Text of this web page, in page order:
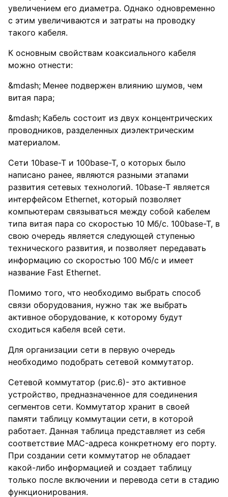
увеличением его диаметра. Однако одновременно
с этим увеличиваются и затраты на проводку
такого кабеля.
К основным свойствам коаксиального кабеля
можно отнести:
Менее подвержен влиянию шумов, чем
витая пара;
Кабель состоит из двух концентрических
проводников, разделенных диэлектрическим
материалом.
Сети 10base-T и 100base-T, о которых было
написано ранее, являются разными этапами
развития сетевых технологий. 10base-T является
интерфейсом Ethernet, который позволяет
компьютерам связываться между собой кабелем
типа витая пара со скоростью 10 Мб/с. 100base-T, в
свою очередь является следующей ступенью
технического развития, и позволяет передавать
информацию со скоростью 100 Мб/с и имеет
название Fast Ethernet.
Помимо того, что необходимо выбрать способ
связи оборудования, нужно так же выбрать
активное оборудование, к которому будут
сходиться кабеля всей сети.
Для организации сети в первую очередь
необходимо подобрать сетевой коммутатор.
Сетевой коммутатор (рис.6)- это активное
устройство, предназначенное для соединения
сегментов сети. Коммутатор хранит в своей
памяти таблицу коммутации сети, в которой
работает. Данная таблица представляет из себя
соответствие MAC-адреса конкретному его порту.
При создании сети коммутатор не обладает
какой-либо информацией и создает таблицу
только после включении и перевода сети в стадию
функционирования.